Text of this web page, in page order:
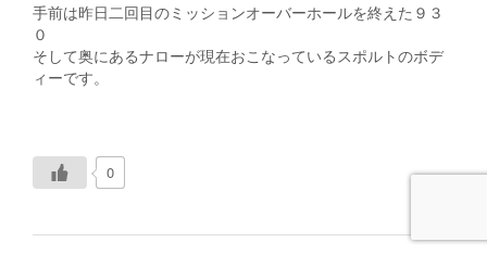
手前は昨日二回目のミッションオーバーホールを終えた９３
０
そして奥にあるナローが現在おこなっているスポルトのボデ
ィーです。
0